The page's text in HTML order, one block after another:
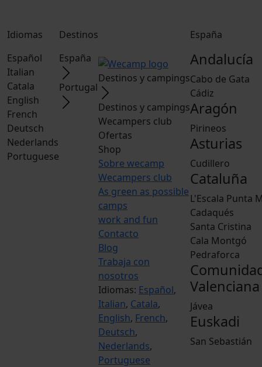
Idiomas
Español
Italian
Catala
English
French
Deutsch
Nederlands
Portuguese
Destinos
España
Portugal
Destinos y campings
Destinos y campings
Wecampers club
Ofertas
Shop
Sobre wecamp
Wecampers club
As green as possible
camps
work and fun
Contacto
Blog
Trabaja con
nosotros
Idiomas: Español,
Italian, Catala,
English, French,
Deutsch,
Nederlands,
Portuguese
España
Andalucía
Cabo de Gata
Cádiz
Aragón
Pirineos
Asturias
Cudillero
Cataluña
L'Escala Punta
Cadaqués
Santa Cristina
Cala Montgó
Pedraforca
Valenciana
Jávea
Euskadi
San Sebastián